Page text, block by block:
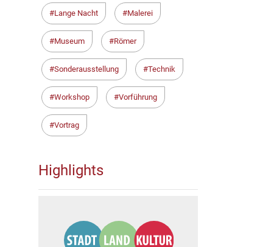
Lange Nacht Malerei
Museum Römer
Sonderausstellung Technik
Workshop Vorführung
Vortrag
Highlights